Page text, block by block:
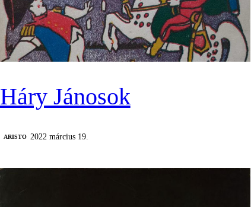
Háry Jánosok
ARISTO 2022 március 19.